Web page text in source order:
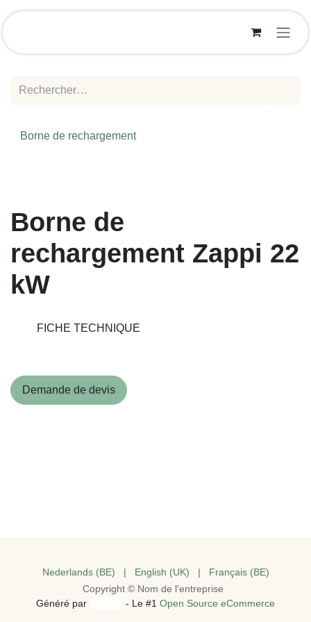
Se rendre au contenu
Borne de rechargement
Borne de
rechargement Zappi
22 kW
FICHE TECHNIQUE
Demande de devis
Copyright © Nom de l'entreprise
Nederlands (BE) English (UK) Français (BE)
Généré par - Le #1 Open Source eCommerce